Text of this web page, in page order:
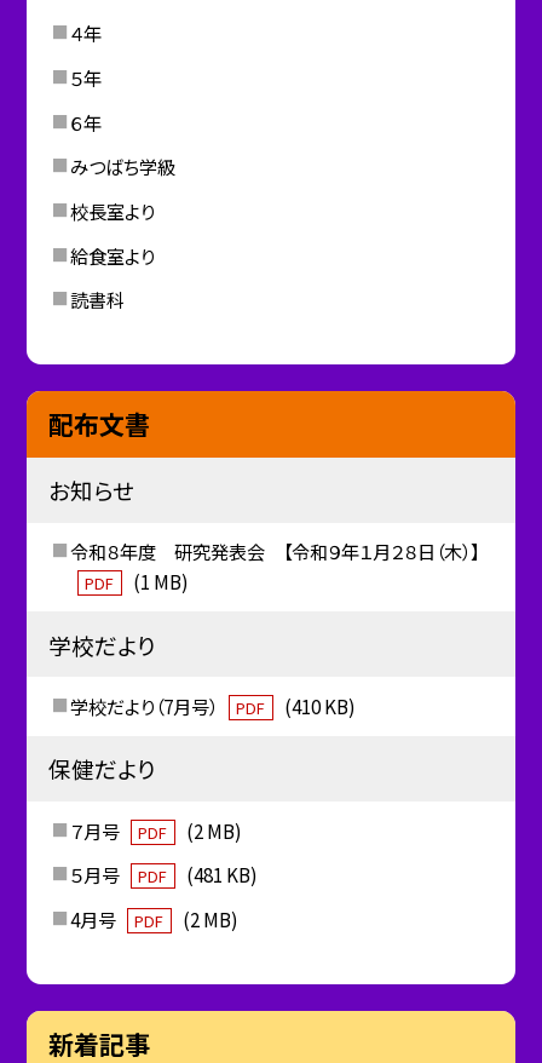
４年
５年
６年
みつばち学級
校長室より
給食室より
読書科
配布文書
お知らせ
令和８年度 研究発表会 【令和９年１月２８日（木）】
PDF (1 MB)
学校だより
学校だより（7月号） PDF (410 KB)
保健だより
７月号 PDF
(2 MB)
５月号
PDF
(481 KB)
4月号
PDF (2 MB)
新着記事